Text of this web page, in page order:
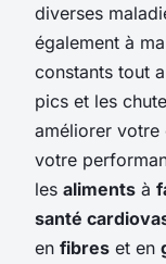
diverses
également à
constants tout
pics et les
améliorer votre
votre
les aliments à
santé
en fibres et en